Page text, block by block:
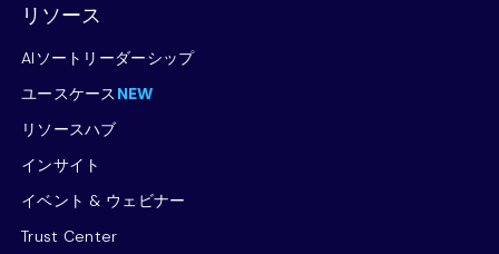
リソース
AIソートリーダーシップ
ユースケース NEW
リソースハブ
インサイト
イベント & ウェビナー
Trust Center